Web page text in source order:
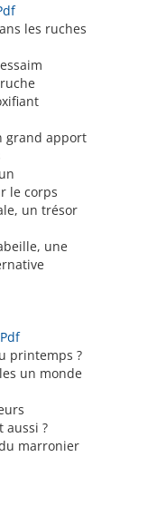
les ruches
grand apport
le corps
un trésor
une
printemps ?
un monde
aussi ?
marronier